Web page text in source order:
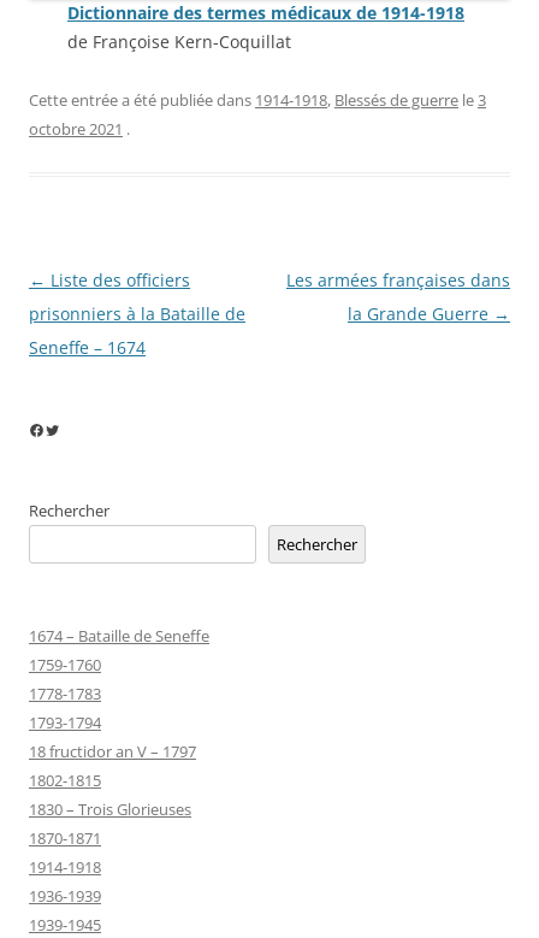
Dictionnaire des termes médicaux de 1914-1918
de Françoise Kern-Coquillat
Cette entrée a été publiée dans 1914-1918, Blessés de guerre le3
octobre 2021 .
Navigation
des
articles
← Liste des officiers
prisonniers à la Bataille de
Seneffe – 1674
Les armées françaises dans
la Grande Guerre →
Facebook
Twitter
Rechercher
Rechercher
1674 – Bataille de Seneffe
1759-1760
1778-1783
1793-1794
18 fructidor an V – 1797
1802-1815
1830 – Trois Glorieuses
1870-1871
1914-1918
1936-1939
1939-1945